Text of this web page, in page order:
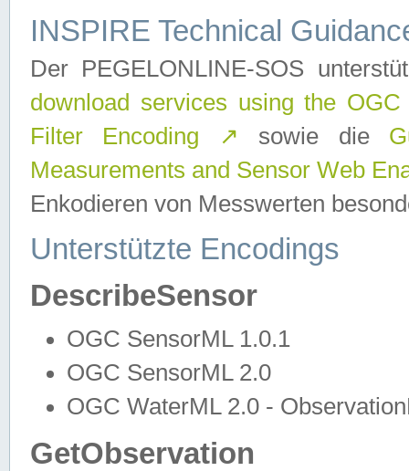
INSPIRE Technical
Der PEGELONLINE-SOS
download services using the
Filter Encoding
↗ sowie die
Measurements and Sensor Web
Enkodieren von Messwerten
Unterstützte Encodings
DescribeSensor
OGC SensorML 1.0.1
OGC SensorML 2.0
OGC WaterML 2.0 -
GetObservation